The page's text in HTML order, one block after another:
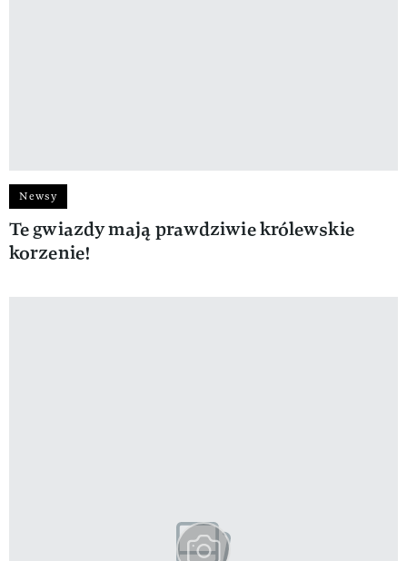
Newsy
Te gwiazdy mają prawdziwie królewskie
korzenie!